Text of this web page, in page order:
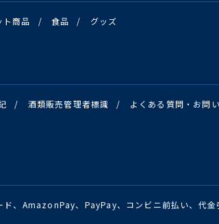
ト商品 / 食品 / グッズ
/ 酒類販売管理者標識 / よくある質問・お問
、AmazonPay、PayPay、コンビニ前払い、代金